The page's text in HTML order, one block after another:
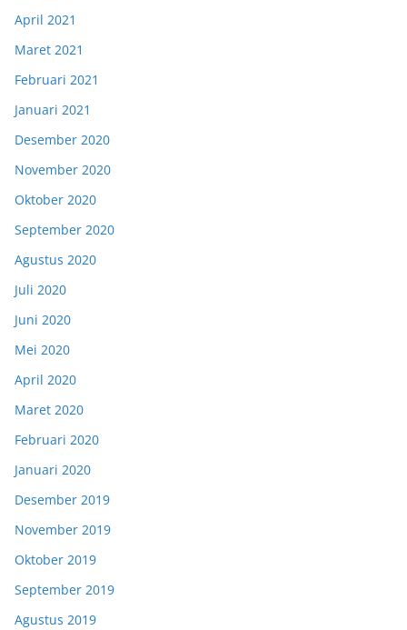
April 2021
Maret 2021
Februari 2021
Januari 2021
Desember 2020
November 2020
Oktober 2020
September 2020
Agustus 2020
Juli 2020
Juni 2020
Mei 2020
April 2020
Maret 2020
Februari 2020
Januari 2020
Desember 2019
November 2019
Oktober 2019
September 2019
Agustus 2019